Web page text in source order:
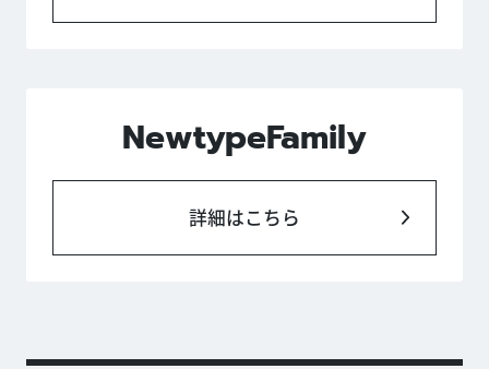
NewtypeFamily
詳細はこちら